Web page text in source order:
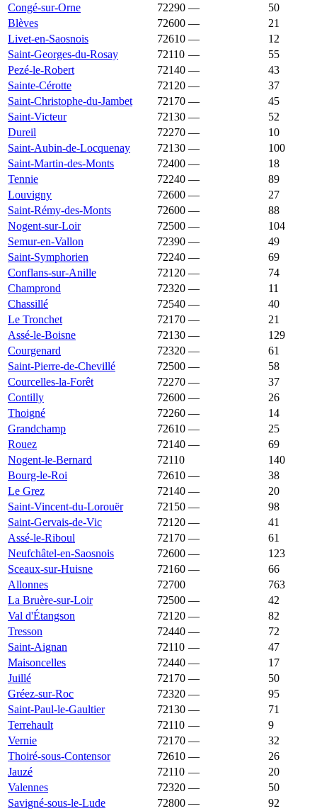
Congé-sur-Orne
72290 —
50
Blèves
72600 —
21
Livet-en-Saosnois
72610 —
12
Saint-Georges-du-Rosay
72110 —
55
Pezé-le-Robert
72140 —
43
Sainte-Cérotte
72120 —
37
Saint-Christophe-du-Jambet
72170 —
45
Saint-Victeur
72130 —
52
Dureil
72270 —
10
Saint-Aubin-de-Locquenay
72130 —
100
Saint-Martin-des-Monts
72400 —
18
Tennie
72240 —
89
Louvigny
72600 —
27
Saint-Rémy-des-Monts
72600 —
88
Nogent-sur-Loir
72500 —
104
Semur-en-Vallon
72390 —
49
Saint-Symphorien
72240 —
69
Conflans-sur-Anille
72120 —
74
Champrond
72320 —
11
Chassillé
72540 —
40
Le Tronchet
72170 —
21
Assé-le-Boisne
72130 —
129
Courgenard
72320 —
61
Saint-Pierre-de-Chevillé
72500 —
58
Courcelles-la-Forêt
72270 —
37
Contilly
72600 —
26
Thoigné
72260 —
14
Grandchamp
72610 —
25
Rouez
72140 —
69
Nogent-le-Bernard
72110
140
Bourg-le-Roi
72610 —
38
Le Grez
72140 —
20
Saint-Vincent-du-Lorouër
72150 —
98
Saint-Gervais-de-Vic
72120 —
41
Assé-le-Riboul
72170 —
61
Neufchâtel-en-Saosnois
72600 —
123
Sceaux-sur-Huisne
72160 —
66
Allonnes
72700
763
La Bruère-sur-Loir
72500 —
42
Val d'Étangson
72120 —
82
Tresson
72440 —
72
Saint-Aignan
72110 —
47
Maisoncelles
72440 —
17
Juillé
72170 —
50
Gréez-sur-Roc
72320 —
95
Saint-Paul-le-Gaultier
72130 —
71
Terrehault
72110 —
9
Vernie
72170 —
32
Thoiré-sous-Contensor
72610 —
26
Jauzé
72110 —
20
Valennes
72320 —
50
Savigné-sous-le-Lude
72800 —
92